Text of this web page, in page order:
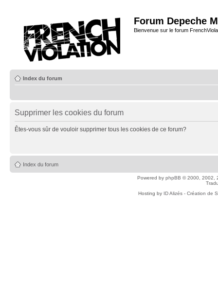
Forum Depeche
Bienvenue sur le forum
Index du forum
Supprimer les cookies du forum
Êtes-vous sûr de vouloir supprimer tous les cookies de ce forum?
Index du forum
Powered by phpBB © 2000, 2002,
Hosting by ID Alizés - Création de